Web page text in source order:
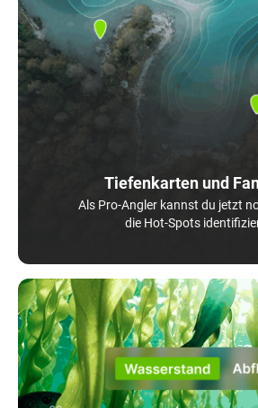
Tiefenkarten und
Als Pro-Angler kannst du jetzt
die Hot-Spots